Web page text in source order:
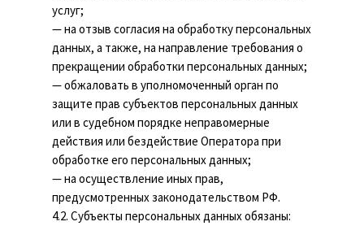
услуг;
— на отзыв согласия на обработку персональных
данных, а также, на направление требования о
прекращении обработки персональных данных;
— обжаловать в уполномоченный орган по
защите прав субъектов персональных данных
или в судебном порядке неправомерные
действия или бездействие Оператора при
обработке его персональных данных;
— на осуществление иных прав,
предусмотренных законодательством РФ.
4.2. Субъекты персональных данных обязаны: